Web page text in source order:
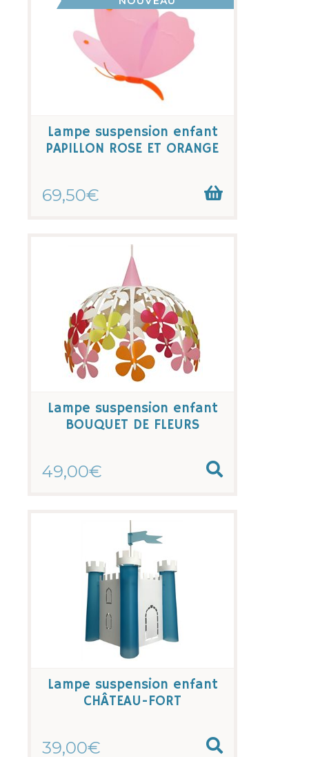
Lampe suspension enfant
PAPILLON ROSE ET ORANGE
69,50€
Lampe suspension enfant
BOUQUET DE FLEURS
49,00€
Lampe suspension enfant
CHÂTEAU-FORT
39,00€